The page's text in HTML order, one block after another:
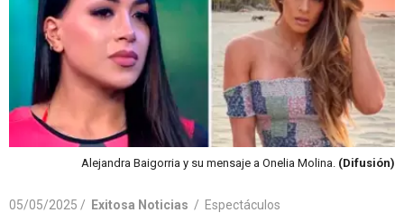
Alejandra Baigorria y su mensaje a Onelia Molina. (Difusión)
05/05/2025 / Exitosa Noticias / Espectáculos